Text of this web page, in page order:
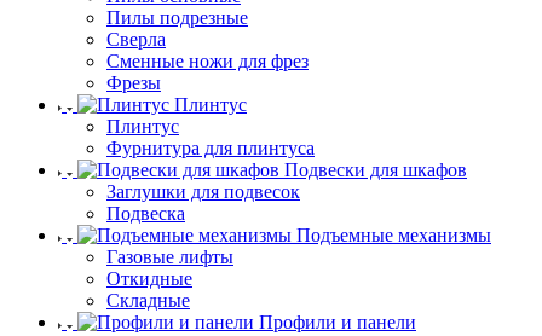
Пилы подрезные
Сверла
Сменные ножи для фрез
Фрезы
Плинтус
Плинтус
Фурнитура для плинтуса
Подвески для шкафов
Заглушки для подвесок
Подвеска
Подъемные механизмы
Газовые лифты
Откидные
Складные
Профили и панели